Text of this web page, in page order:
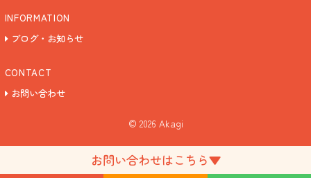
お問い合わせはこちら▼
INFORMATION
ブログ・お知らせ
CONTACT
お問い合わせ
© 2026 Akagi